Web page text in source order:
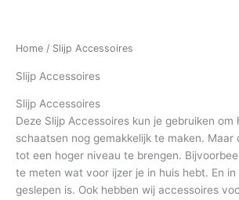
Home / Slijp Accessoires
Slijp Accessoires
Slijp Accessoires
Deze Slijp Accessoires kun je gebruiken om
schaatsen nog gemakkelijk te maken. Maar
tot een hoger niveau te brengen.
te meten wat voor ijzer je in huis hebt. En
geslepen is. Ook hebben wij accessoires